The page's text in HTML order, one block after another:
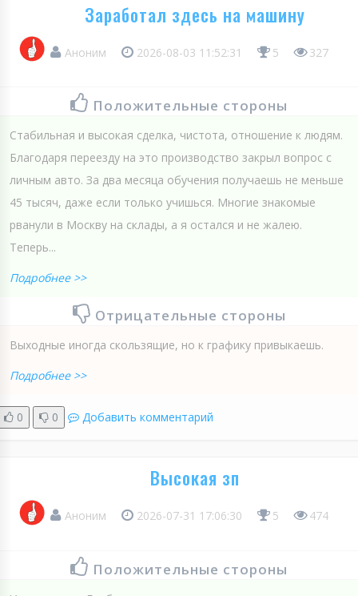
Заработал здесь на машину
Аноним 2026-08-03 11:52:31 5 327
Положительные стороны
Стабильная и высокая сделка, чистота, отношение к людям.
Благодаря переезду на это производство закрыл вопрос с
личным авто. За два месяца обучения получаешь не меньше
45 тысяч, даже если только учишься. Многие знакомые
рванули в Москву на склады, а я остался и не жалею.
Теперь...
Подробнее >>
Отрицательные стороны
Выходные иногда скользящие, но к графику привыкаешь.
Подробнее >>
0 0 Добавить комментарий
Высокая зп
Аноним 2026-07-31 17:06:30 5 474
Положительные стороны